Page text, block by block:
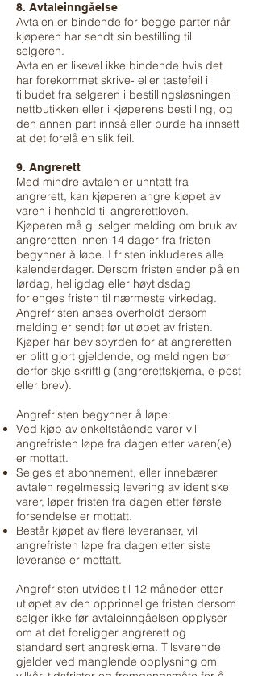
8. Avtaleinngåelse
Avtalen er bindende for begge parter når
kjøperen har sendt sin bestilling til
selgeren.
Avtalen er likevel ikke bindende hvis det
har forekommet skrive- eller tastefeil i
tilbudet fra selgeren i bestillingsløsningen i
nettbutikken eller i kjøperens bestilling, og
den annen part innså eller burde ha innsett
at det forelå en slik feil.
9. Angrerett
Med mindre avtalen er unntatt fra
angrerett, kan kjøperen angre kjøpet av
varen i henhold til angrerettloven.
Kjøperen må gi selger melding om bruk av
angreretten innen 14 dager fra fristen
begynner å løpe. I fristen inkluderes alle
kalenderdager. Dersom fristen ender på en
lørdag, helligdag eller høytidsdag
forlenges fristen til nærmeste virkedag.
Angrefristen anses overholdt dersom
melding er sendt før utløpet av fristen.
Kjøper har bevisbyrden for at angreretten
er blitt gjort gjeldende, og meldingen bør
derfor skje skriftlig (angrerettskjema, e-post
eller brev).
Angrefristen begynner å løpe:
Ved kjøp av enkeltstående varer vil
angrefristen løpe fra dagen etter varen(e)
er mottatt.
Selges et abonnement, eller innebærer
avtalen regelmessig levering av identiske
varer, løper fristen fra dagen etter første
forsendelse er mottatt.
Består kjøpet av flere leveranser, vil
angrefristen løpe fra dagen etter siste
leveranse er mottatt.
Angrefristen utvides til 12 måneder etter
utløpet av den opprinnelige fristen dersom
selger ikke før avtaleinngåelsen opplyser
om at det foreligger angrerett og
standardisert angreskjema. Tilsvarende
gjelder ved manglende opplysning om